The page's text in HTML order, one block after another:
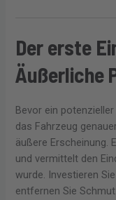
Der erste
Äußerliche
Bevor ein
das Fahrzeug
äußere Erscheinung.
und vermittelt den
wurde. Investieren
entfernen Sie